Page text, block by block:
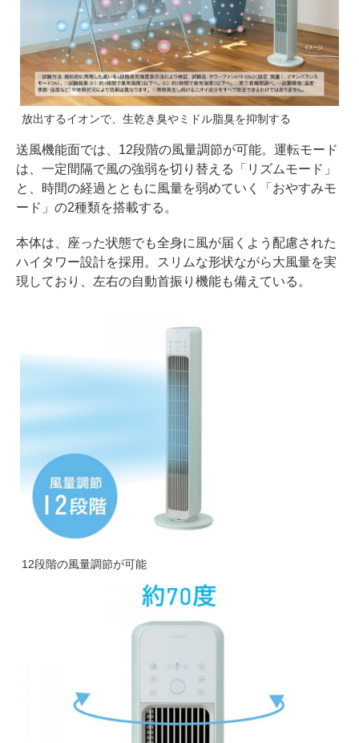
放出するイオンで、生乾き臭やミドル脂臭を抑制する
送風機能面では、12段階の風量調節が可能。運転モード
は、一定間隔で風の強弱を切り替える「リズムモード」
と、時間の経過とともに風量を弱めていく「おやすみモ
ード」の2種類を搭載する。
本体は、座った状態でも全身に風が届くよう配慮された
ハイタワー設計を採用。スリムな形状ながら大風量を実
現しており、左右の自動首振り機能も備えている。
12段階の風量調節が可能